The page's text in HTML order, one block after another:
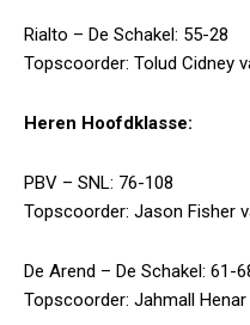
Rialto – De Schakel: 55-28
Topscoorder: Tolud Cidney
Heren Hoofdklasse:
PBV – SNL: 76-108
Topscoorder: Jason Fisher
De Arend – De Schakel: 61-
Topscoorder: Jahmall